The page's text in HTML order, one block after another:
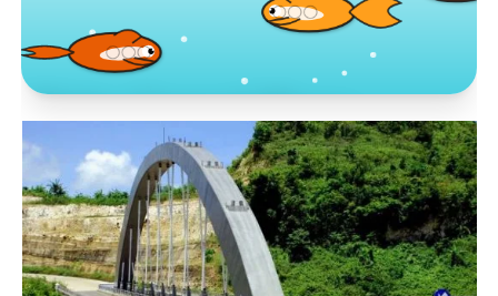
Toko Jurnal Rasa
KLIK / SENTUH UNTUK MENGUNJUNGI